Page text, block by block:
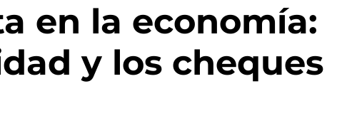
en la economía:
y los cheques